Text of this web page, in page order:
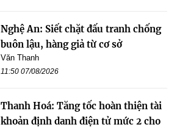
Nghệ An: Siết chặt đấu tranh chống
buôn lậu, hàng giả từ cơ sở
Văn Thanh
11:50 07/08/2026
Thanh Hoá: Tăng tốc hoàn thiện tài
khoản định danh điện tử mức 2 cho